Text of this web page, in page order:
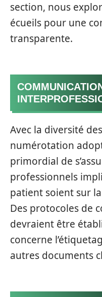
section, nous
écueils pour une
transparente.
Avec la diversité
numérotation
primordial de
professionnels
patient soient sur
Des protocoles de
devraient être
concerne
autres documents